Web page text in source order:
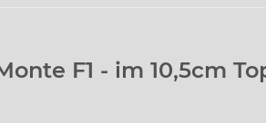
F1 - im 10,5cm